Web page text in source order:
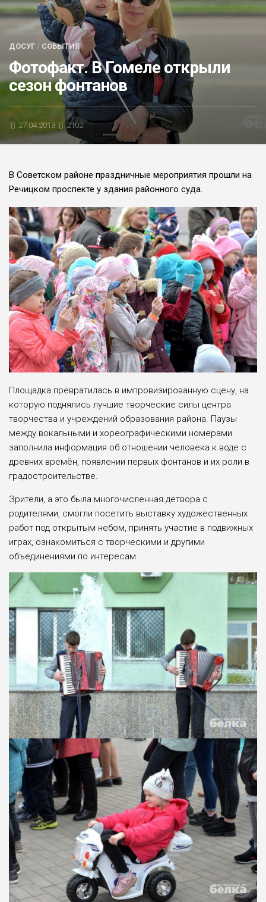
БЛИЦ-ОПРОС
АФИША
ДОСУГ / СОБЫТИЯ
Фотофакт. В Гомеле открыли
сезон фонтанов
27.04.2018 2102
В Советском районе праздничные мероприятия прошли на
Речицком проспекте у здания районного суда.
Площадка превратилась в импровизированную сцену, на
которую поднялись лучшие творческие силы центра
творчества и учреждений образования района. Паузы
между вокальными и хореографическими номерами
заполнила информация об отношении человека к воде с
древних времён, появлении первых фонтанов и их роли в
градостроительстве.
Зрители, а это была многочисленная детвора с
родителями, смогли посетить выставку художественных
работ под открытым небом, принять участие в подвижных
играх, ознакомиться с творческими и другими
объединениями по интересам.